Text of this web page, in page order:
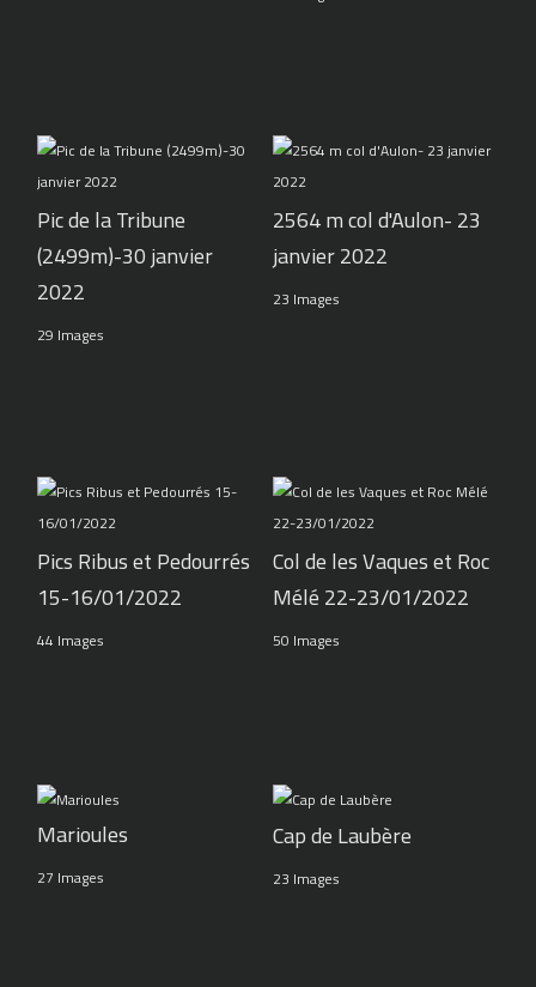
Pic de la Tribune
(2499m)-30 janvier
2022
29 Images
2564 m col d'Aulon- 23
janvier 2022
23 Images
Pics Ribus et Pedourrés
15-16/01/2022
44 Images
Col de les Vaques et Roc
Mélé 22-23/01/2022
50 Images
Marioules
27 Images
Cap de Laubère
23 Images